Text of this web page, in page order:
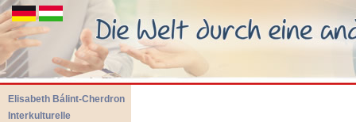
Elisabeth Bálint-Cherdron
Interkulturelle